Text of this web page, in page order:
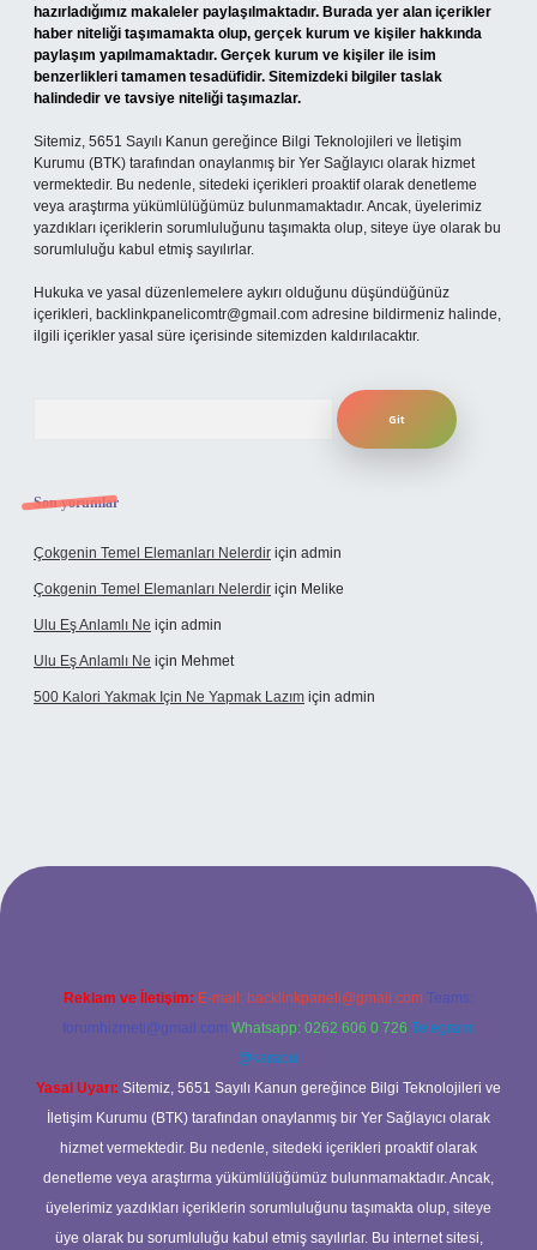
hazırladığımız makaleler paylaşılmaktadır. Burada yer alan içerikler
haber niteliği taşımamakta olup, gerçek kurum ve kişiler hakkında
paylaşım yapılmamaktadır. Gerçek kurum ve kişiler ile isim
benzerlikleri tamamen tesadüfidir. Sitemizdeki bilgiler taslak
halindedir ve tavsiye niteliği taşımazlar.
Sitemiz, 5651 Sayılı Kanun gereğince Bilgi Teknolojileri ve İletişim
Kurumu (BTK) tarafından onaylanmış bir Yer Sağlayıcı olarak hizmet
vermektedir. Bu nedenle, sitedeki içerikleri proaktif olarak denetleme
veya araştırma yükümlülüğümüz bulunmamaktadır. Ancak, üyelerimiz
yazdıkları içeriklerin sorumluluğunu taşımakta olup, siteye üye olarak bu
sorumluluğu kabul etmiş sayılırlar.
Hukuka ve yasal düzenlemelere aykırı olduğunu düşündüğünüz
içerikleri, backlinkpanelicomtr@gmail.com adresine bildirmeniz halinde,
ilgili içerikler yasal süre içerisinde sitemizden kaldırılacaktır.
Son yorumlar
Çokgenin Temel Elemanları Nelerdir için admin
Çokgenin Temel Elemanları Nelerdir için Melike
Ulu Eş Anlamlı Ne için admin
Ulu Eş Anlamlı Ne için Mehmet
500 Kalori Yakmak Için Ne Yapmak Lazım için admin
Reklam ve İletişim: E-mail: backlinkpaneli@gmail.com Teams:
forumhizmeti@gmail.com Whatsapp: 0262 606 0 726 Telegram:
@karabul
Yasal Uyarı: Sitemiz, 5651 Sayılı Kanun gereğince Bilgi Teknolojileri ve
İletişim Kurumu (BTK) tarafından onaylanmış bir Yer Sağlayıcı olarak
hizmet vermektedir. Bu nedenle, sitedeki içerikleri proaktif olarak
denetleme veya araştırma yükümlülüğümüz bulunmamaktadır. Ancak,
üyelerimiz yazdıkları içeriklerin sorumluluğunu taşımakta olup, siteye
üye olarak bu sorumluluğu kabul etmiş sayılırlar. Bu internet sitesi,